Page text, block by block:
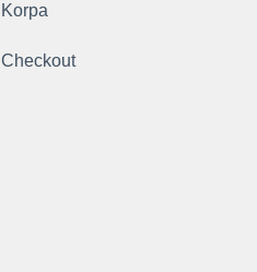
Korpa
Checkout